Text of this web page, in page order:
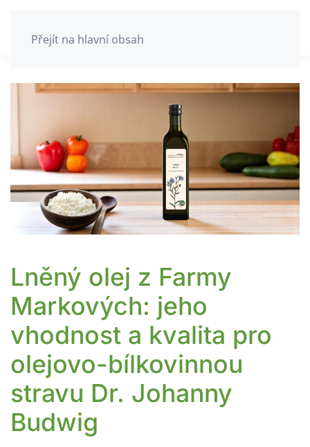
Přejít na hlavní obsah
Lněný olej z Farmy
Markových: jeho
vhodnost a kvalita pro
olejovo-bílkovinnou
stravu Dr. Johanny
Budwig